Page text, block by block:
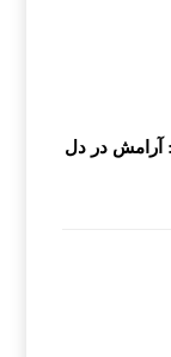
آرامش در دل